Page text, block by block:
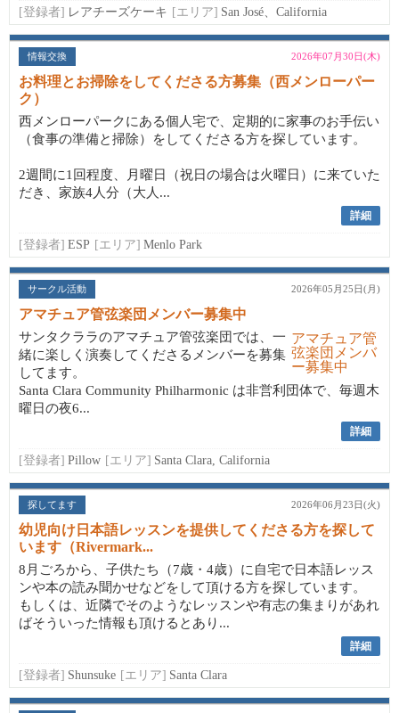
[登録者] レアチーズケーキ [エリア] San José、California
情報交換 2026年07月30日(木)
お料理とお掃除をしてくださる方募集（西メンローパー
ク）
西メンローパークにある個人宅で、定期的に家事のお手伝い
（食事の準備と掃除）をしてくださる方を探しています。
2週間に1回程度、月曜日（祝日の場合は火曜日）に来ていた
だき、家族4人分（大人...
詳細
[登録者] ESP [エリア] Menlo Park
サークル活動 2026年05月25日(月)
アマチュア管弦楽団メンバー募集中
サンタクララのアマチュア管弦楽団では、一
緒に楽しく演奏してくださるメンバーを募集
してます。
Santa Clara Community Philharmonic は非営利団体で、毎週木
曜日の夜6...
詳細
[登録者] Pillow [エリア] Santa Clara, California
探してます 2026年06月23日(火)
幼児向け日本語レッスンを提供してくださる方を探して
います（Rivermark...
8月ごろから、子供たち（7歳・4歳）に自宅で日本語レッス
ンや本の読み聞かせなどをして頂ける方を探しています。
もしくは、近隣でそのようなレッスンや有志の集まりがあれ
ばそういった情報も頂けるとあり...
詳細
[登録者] Shunsuke [エリア] Santa Clara